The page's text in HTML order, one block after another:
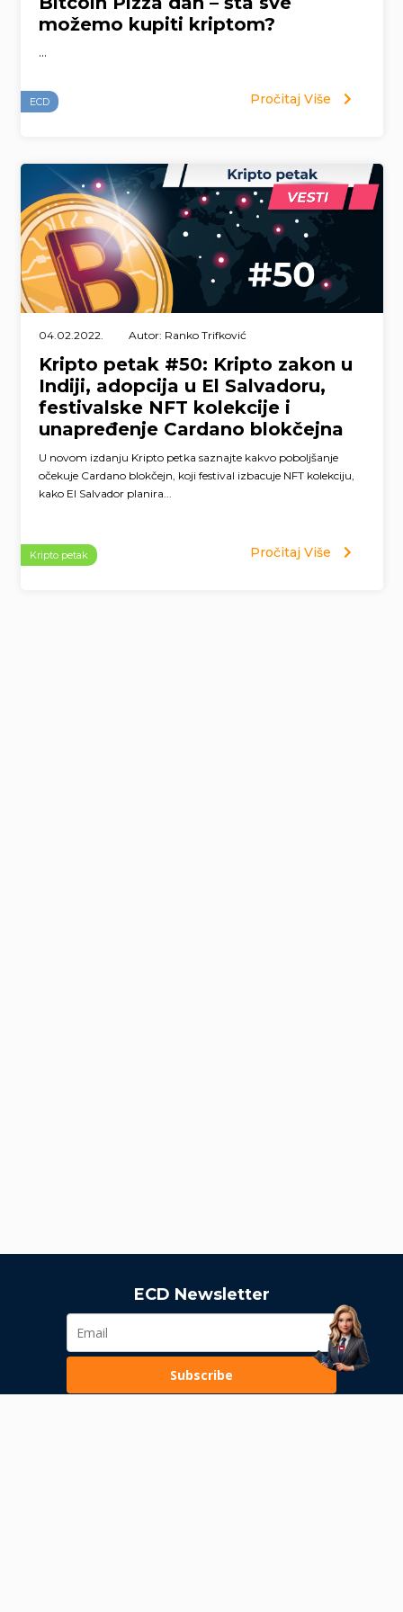
možemo kupiti kriptom?
...
ECD Pročitaj Više
04.02.2022. Autor: Ranko Trifković
Kripto petak #50: Kripto zakon u
Indiji, adopcija u El Salvadoru,
festivalske NFT kolekcije i
unapređenje Cardano blokčejna
U novom izdanju Kripto petka saznajte kakvo poboljšanje
očekuje Cardano blokčejn, koji festival izbacuje NFT kolekciju,
kako El Salvador planira...
Kripto petak Pročitaj Više
ECD Newsletter
Subscribe